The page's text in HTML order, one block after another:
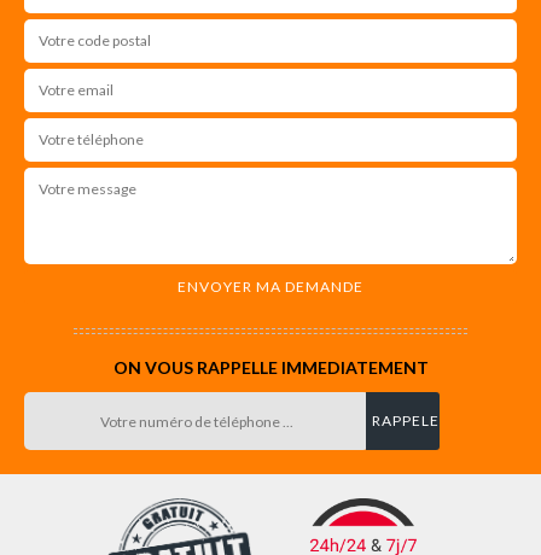
ON VOUS RAPPELLE IMMEDIATEMENT